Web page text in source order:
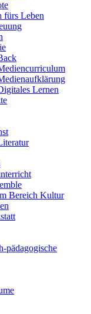
fürs Leben
Lernen
Bereich Kultur
pädagogische